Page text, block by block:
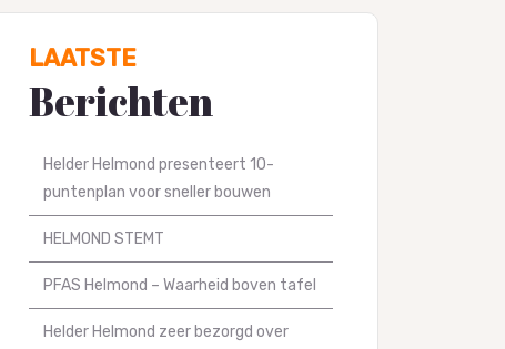
LAATSTE
Berichten
Helder Helmond presenteert 10-
puntenplan voor sneller bouwen
HELMOND STEMT
PFAS Helmond – Waarheid boven tafel
Helder Helmond zeer bezorgd over